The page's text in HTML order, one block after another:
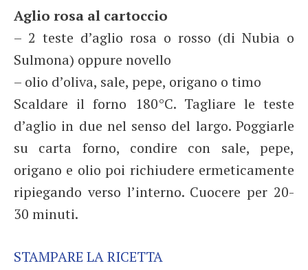
Aglio rosa al cartoccio
– 2 teste d’aglio rosa o rosso (di Nubia o
Sulmona) oppure novello
– olio d’oliva, sale, pepe, origano o timo
Scaldare il forno 180°C. Tagliare le teste
d’aglio in due nel senso del largo. Poggiarle
su carta forno, condire con sale, pepe,
origano e olio poi richiudere ermeticamente
ripiegando verso l’interno. Cuocere per 20-
30 minuti.
STAMPARE LA RICETTA